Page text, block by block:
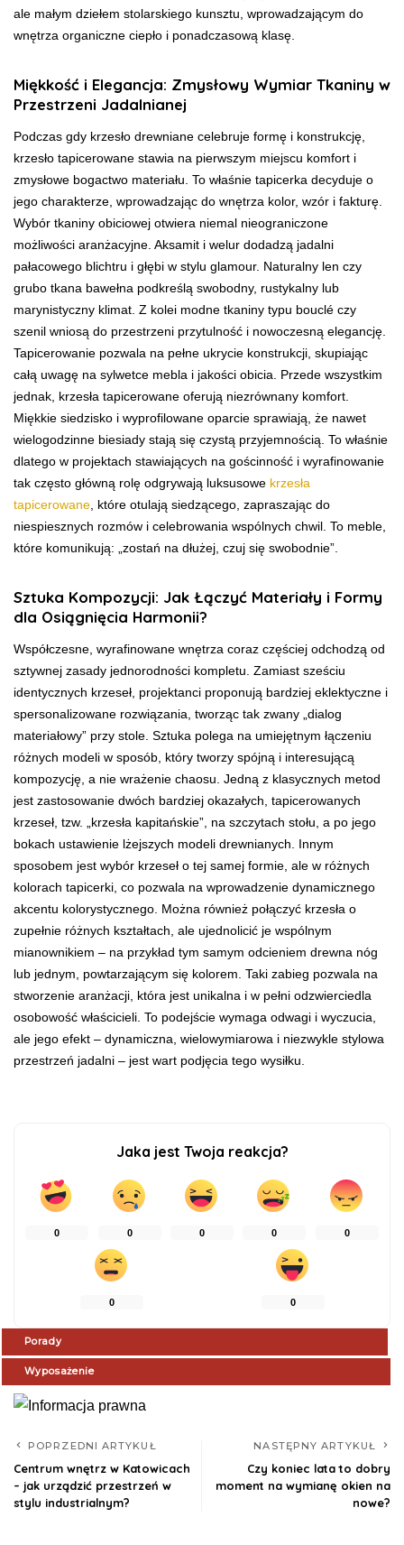
ale małym dziełem stolarskiego kunsztu, wprowadzającym do
wnętrza organiczne ciepło i ponadczasową klasę.
Miękkość i Elegancja: Zmysłowy Wymiar Tkaniny w
Przestrzeni Jadalnianej
Podczas gdy krzesło drewniane celebruje formę i konstrukcję,
krzesło tapicerowane stawia na pierwszym miejscu komfort i
zmysłowe bogactwo materiału. To właśnie tapicerka decyduje o
jego charakterze, wprowadzając do wnętrza kolor, wzór i fakturę.
Wybór tkaniny obiciowej otwiera niemal nieograniczone
możliwości aranżacyjne. Aksamit i welur dodadzą jadalni
pałacowego blichtru i głębi w stylu glamour. Naturalny len czy
grubo tkana bawełna podkreślą swobodny, rustykalny lub
marynistyczny klimat. Z kolei modne tkaniny typu bouclé czy
szenil wniosą do przestrzeni przytulność i nowoczesną elegancję.
Tapicerowanie pozwala na pełne ukrycie konstrukcji, skupiając
całą uwagę na sylwetce mebla i jakości obicia. Przede wszystkim
jednak, krzesła tapicerowane oferują niezrównany komfort.
Miękkie siedzisko i wyprofilowane oparcie sprawiają, że nawet
wielogodzinne biesiady stają się czystą przyjemnością. To właśnie
dlatego w projektach stawiających na gościnność i wyrafinowanie
tak często główną rolę odgrywają luksusowe krzesła
tapicerowane , które otulają siedzącego, zapraszając do
niespiesznych rozmów i celebrowania wspólnych chwil. To meble,
które komunikują: „zostań na dłużej, czuj się swobodnie”.
Sztuka Kompozycji: Jak Łączyć Materiały i Formy
dla Osiągnięcia Harmonii?
Współczesne, wyrafinowane wnętrza coraz częściej odchodzą od
sztywnej zasady jednorodności kompletu. Zamiast sześciu
identycznych krzeseł, projektanci proponują bardziej eklektyczne i
spersonalizowane rozwiązania, tworząc tak zwany „dialog
materiałowy” przy stole. Sztuka polega na umiejętnym łączeniu
różnych modeli w sposób, który tworzy spójną i interesującą
kompozycję, a nie wrażenie chaosu. Jedną z klasycznych metod
jest zastosowanie dwóch bardziej okazałych, tapicerowanych
krzeseł, tzw. „krzesła kapitańskie”, na szczytach stołu, a po jego
bokach ustawienie lżejszych modeli drewnianych. Innym
sposobem jest wybór krzeseł o tej samej formie, ale w różnych
kolorach tapicerki, co pozwala na wprowadzenie dynamicznego
akcentu kolorystycznego. Można również połączyć krzesła o
zupełnie różnych kształtach, ale ujednolicić je wspólnym
mianownikiem – na przykład tym samym odcieniem drewna nóg
lub jednym, powtarzającym się kolorem. Taki zabieg pozwala na
stworzenie aranżacji, która jest unikalna i w pełni odzwierciedla
osobowość właścicieli. To podejście wymaga odwagi i wyczucia,
ale jego efekt – dynamiczna, wielowymiarowa i niezwykle stylowa
przestrzeń jadalni – jest wart podjęcia tego wysiłku.
Jaka jest Twoja reakcja?
0 0 0 0 0
0 0
Porady
Wyposażenie
POPRZEDNI ARTYKUŁ
Centrum wnętrz w Katowicach
– jak urządzić przestrzeń w
stylu industrialnym?
NASTĘPNY ARTYKUŁ
Czy koniec lata to dobry
moment na wymianę okien na
nowe?